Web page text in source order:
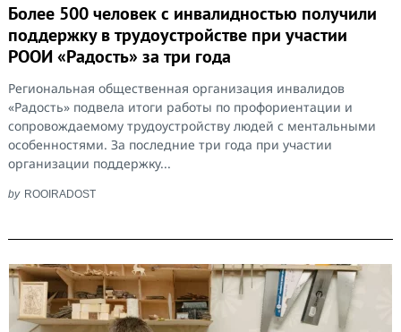
Более 500 человек с инвалидностью получили
поддержку в трудоустройстве при участии
РООИ «Радость» за три года
Региональная общественная организация инвалидов
«Радость» подвела итоги работы по профориентации и
сопровождаемому трудоустройству людей с ментальными
особенностями. За последние три года при участии
организации поддержку...
by ROOIRADOST